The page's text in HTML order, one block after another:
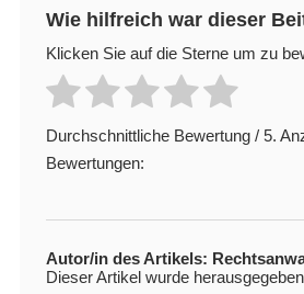
Wie hilfreich war dieser
Klicken Sie auf die Sterne um zu
Durchschnittliche Bewertung/ 5.
Bewertungen:
Autor/in des Artikels:
Dieser Artikel wurde